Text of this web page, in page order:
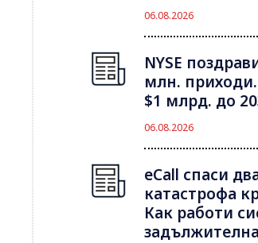
06.08.2026
NYSE
млн.
$1 млрд. до
06.08.2026
eCall спаси
катастрофа
Как работи